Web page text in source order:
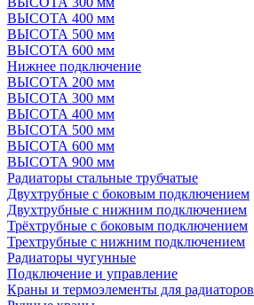
ВЫСОТА 400 мм
ВЫСОТА 500 мм
ВЫСОТА 600 мм
Нижнее подключение
ВЫСОТА 200 мм
ВЫСОТА 300 мм
ВЫСОТА 400 мм
ВЫСОТА 500 мм
ВЫСОТА 600 мм
ВЫСОТА 900 мм
Радиаторы стальные трубчатые
Двухтрубные с боковым подключением
Двухтрубные с нижним подключением
Трёхтрубные с боковым подключением
Трехтрубные с нижним подключением
Радиаторы чугунные
Подключение и управление
Краны и термоэлементы для радиаторов